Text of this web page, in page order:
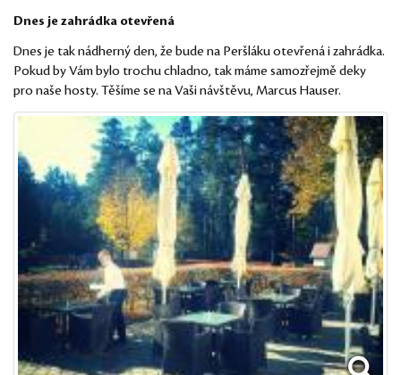
Dnes je zahrádka otevřená
Dnes je tak nádherný den, že bude na Peršláku otevřená i zahrádka.
Pokud by Vám bylo trochu chladno, tak máme samozřejmě deky
pro naše hosty. Těšíme se na Vaši návštěvu, Marcus Hauser.